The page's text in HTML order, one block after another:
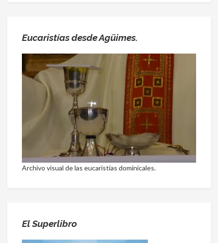
Eucaristías desde Agüimes.
Archivo visual de las eucaristías dominicales.
El Superlibro